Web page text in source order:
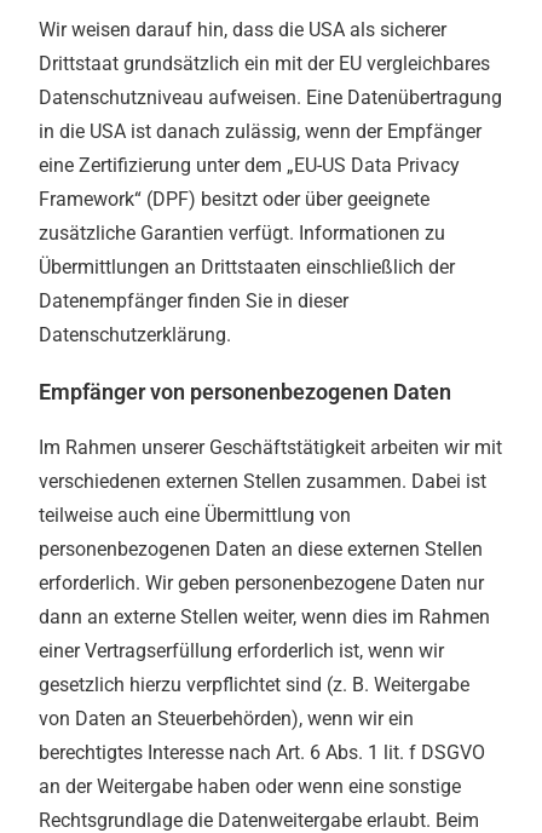
Wir weisen darauf hin, dass die USA als sicherer
Drittstaat grundsätzlich ein mit der EU vergleichbares
Datenschutzniveau aufweisen. Eine Datenübertragung
in die USA ist danach zulässig, wenn der Empfänger
eine Zertifizierung unter dem „EU-US Data Privacy
Framework“ (DPF) besitzt oder über geeignete
zusätzliche Garantien verfügt. Informationen zu
Übermittlungen an Drittstaaten einschließlich der
Datenempfänger finden Sie in dieser
Datenschutzerklärung.
Empfänger von personenbezogenen Daten
Im Rahmen unserer Geschäftstätigkeit arbeiten wir mit
verschiedenen externen Stellen zusammen. Dabei ist
teilweise auch eine Übermittlung von
personenbezogenen Daten an diese externen Stellen
erforderlich. Wir geben personenbezogene Daten nur
dann an externe Stellen weiter, wenn dies im Rahmen
einer Vertragserfüllung erforderlich ist, wenn wir
gesetzlich hierzu verpflichtet sind (z. B. Weitergabe
von Daten an Steuerbehörden), wenn wir ein
berechtigtes Interesse nach Art. 6 Abs. 1 lit. f DSGVO
an der Weitergabe haben oder wenn eine sonstige
Rechtsgrundlage die Datenweitergabe erlaubt. Beim